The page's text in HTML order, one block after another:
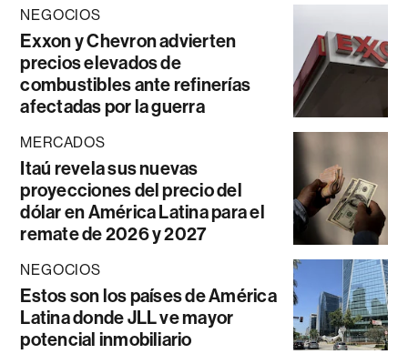
NEGOCIOS
Exxon y Chevron advierten
precios elevados de
combustibles ante refinerías
afectadas por la guerra
MERCADOS
Itaú revela sus nuevas
proyecciones del precio del
dólar en América Latina para el
remate de 2026 y 2027
NEGOCIOS
Estos son los países de América
Latina donde JLL ve mayor
potencial inmobiliario